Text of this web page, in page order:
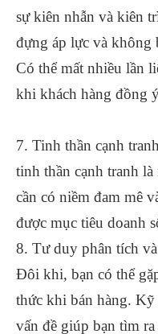
sự kiên nhẫn và kiên
đựng áp lực và
Có thể mất nhiều lần
khi khách hàng đồng
7. Tinh thần cạnh
tinh thần cạnh tranh
cần có niềm đam mê
được mục tiêu doanh
8. Tư duy phân tích
Đôi khi, bạn có thể
thức khi bán hàng.
vấn đề giúp bạn tìm